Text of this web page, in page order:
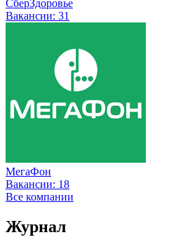
СберЗдоровье
Вакансии: 31
МегаФон
Вакансии: 18
Все компании
Журнал